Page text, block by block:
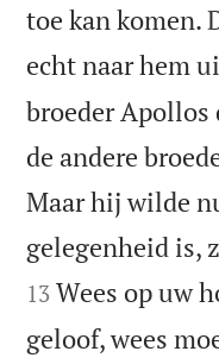
toe kan komen.
echt naar hem
broeder Apollos
de andere
Maar hij wilde
gelegenheid is,
13 Wees op uw
geloof, wees